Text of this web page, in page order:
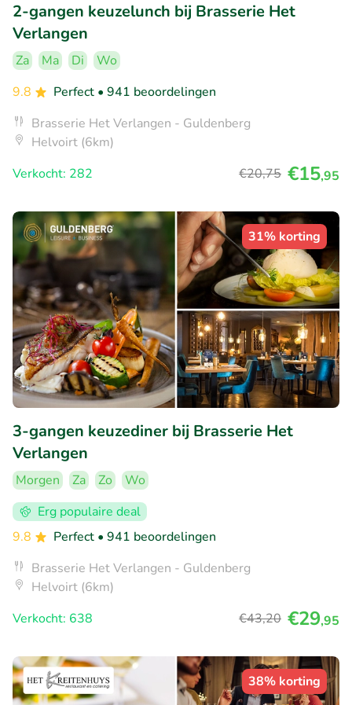
2-gangen keuzelunch bij Brasserie Het
Verlangen
Za Ma Di
Wo
9.8
Perfect • 941 beoordelingen
Brasserie Het Verlangen - Guldenberg
Helvoirt (6km)
Verkocht: 282
€20,75 €15,95
31% korting
3-gangen keuzediner bij Brasserie Het
Verlangen
Morgen Za Zo
Wo
Erg populaire deal
9.8
Perfect • 941 beoordelingen
Brasserie Het Verlangen - Guldenberg
Helvoirt (6km)
Verkocht: 638
€43,20 €29,95
38% korting